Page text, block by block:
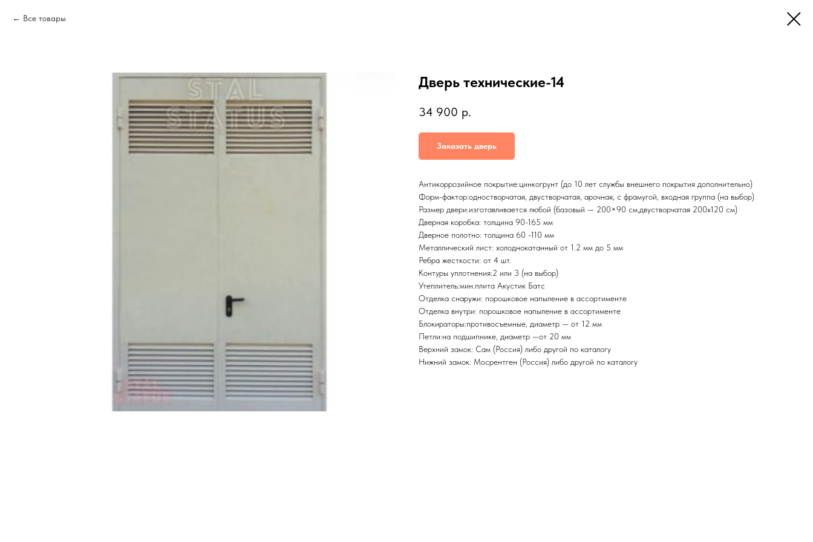
Все товары
Дверь технические-14
34 900 р.
Заказать дверь
Антикоррозийное покрытие:цинкогрунт (до 10 лет службы внешнего покрытия дополнительно)
Форм-фактор:одностворчатая, двустворчатая, арочная, с фрамугой, входная группа (на выбор)
Размер двери:изготавливается любой (базовый — 200×90 см,двустворчатая 200х120 см)
Дверная коробка: толщина 90-165 мм
Дверное полотно: толщина 60 -110 мм
Металлический лист: холоднокатанный от 1.2 мм до 5 мм
Ребра жесткости: от 4 шт.
Контуры уплотнения:2 или 3 (на выбор)
Утеплитель:мин.плита Акустик Батс
Отделка снаружи: порошковое напыление в ассортименте
Отделка внутри: порошковое напыление в ассортименте
Блокираторы:противосъемные, диаметр — от 12 мм
Петли:на подшипнике, диаметр —от 20 мм
Верхний замок: Сам (Россия) либо другой по каталогу
Нижний замок: Мосрентген (Россия) либо другой по каталогу